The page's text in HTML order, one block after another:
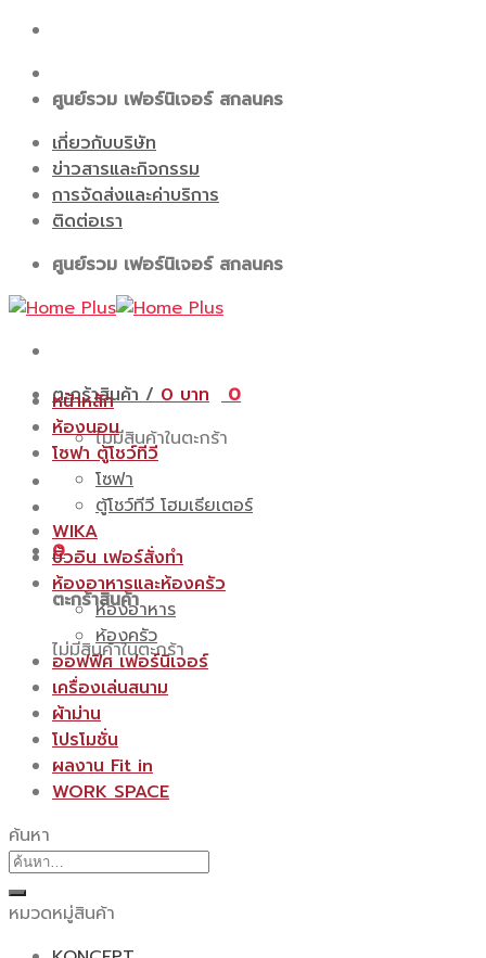
Skip
content
ศูนย์รวม เฟอร์นิเจอร์ สกลนคร
เกี่ยวกับบริษัท
ข่าวสารและกิจกรรม
การจัดส่งและค่าบริการ
ติดต่อเรา
ศูนย์รวม เฟอร์นิเจอร์ สกลนคร
ตะกร้าสินค้า /0
0
ไม่มีสินค้าในตะกร้า
0
ตะกร้าสินค้า
ไม่มีสินค้าในตะกร้า
หน้าหลัก
ห้องนอน
โซฟา ตู้โชว์ทีวี
โซฟา
ตู้โชว์ทีวี โฮมเธียเตอร์
WIKA
บิ้วอิน เฟอร์สั่งทำ
ห้องอาหารและห้องครัว
ห้องอาหาร
ห้องครัว
ออฟฟิศ เฟอร์นิเจอร์
เครื่องเล่นสนาม
ผ้าม่าน
โปรโมชั่น
ผลงาน Fit in
WORK SPACE
ค้นหา
ค้นหา:
หมวดหมู่สินค้า